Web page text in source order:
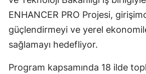
ENHANCER PRO Projesi,
güçlendirmeyi ve yerel
sağlamayı hedefliyor.
Program kapsamında 18 ilde